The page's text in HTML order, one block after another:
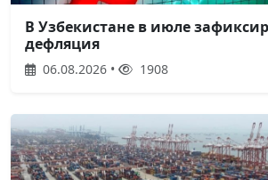
В Узбекистане в июле
дефляция
06.08.2026 • 1908